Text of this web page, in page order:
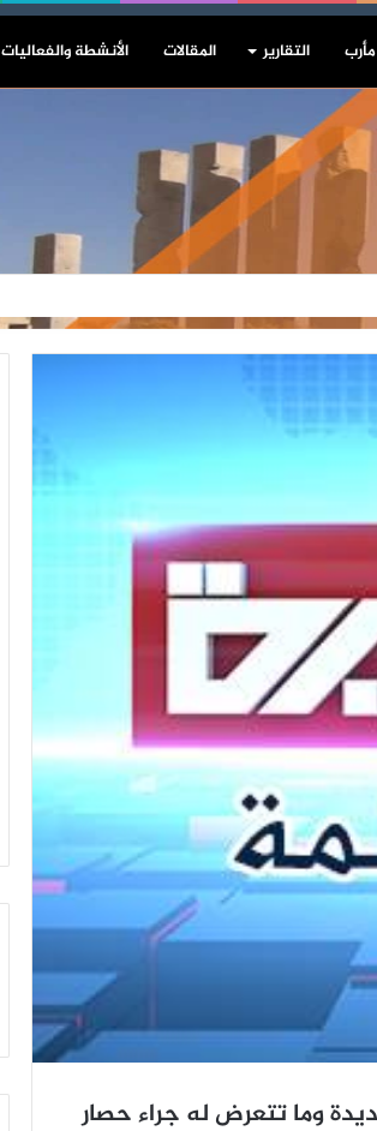
التقارير المقالات الأنشطة والفعاليات
وما تتعرض له جراء حصار